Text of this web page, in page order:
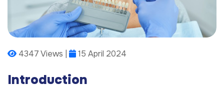
4347 Views | 15 April 2024
Introduction